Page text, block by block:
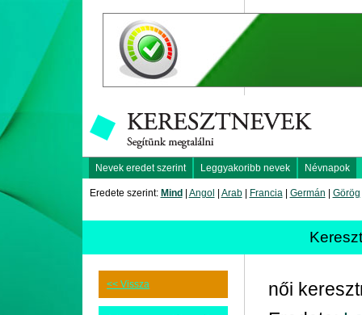
Nevek eredet szerint Leggyakoribb nevek Névnapok
Eredete szerint: Mind Angol Arab| Francia| Germán Görög
<< Vissza
női